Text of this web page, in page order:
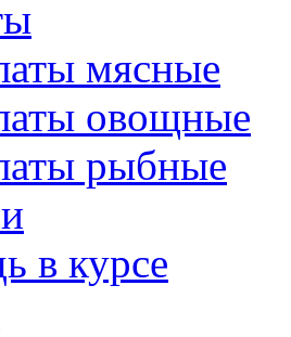
мясные
овощные
рыбные
в курсе